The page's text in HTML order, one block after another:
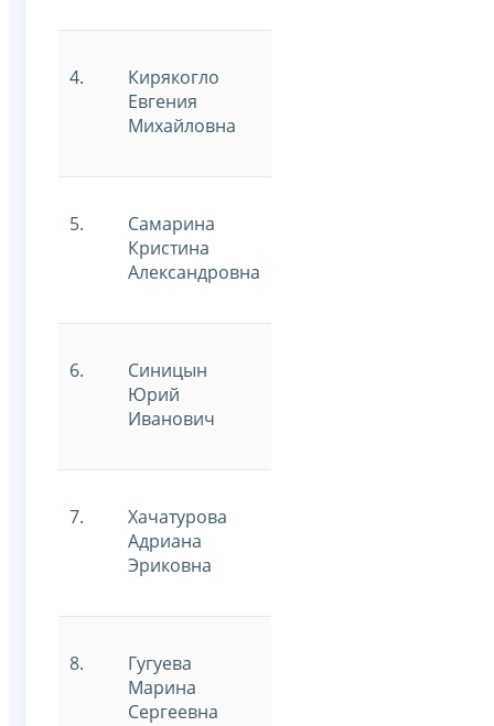
4.
Кирякогло
Евгения
Михайловна
5.
Самарина
Кристина
Александровна
6.
Синицын
Юрий
Иванович
7.
Хачатурова
Адриана
Эриковна
8.
Гугуева
Марина
Сергеевна